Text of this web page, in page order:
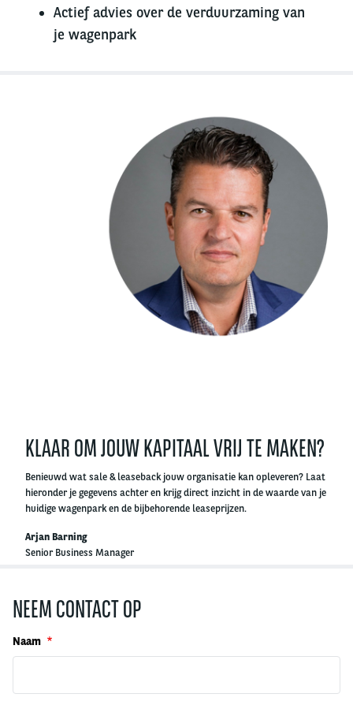
Actief advies over de verduurzaming van
je wagenpark
KLAAR OM JOUW KAPITAAL VRIJ TE MAKEN?
Benieuwd wat sale & leaseback jouw organisatie kan opleveren? Laat
hieronder je gegevens achter en krijg direct inzicht in de waarde van je
huidige wagenpark en de bijbehorende leaseprijzen.
Arjan Barning
Senior Business Manager
NEEM CONTACT OP
Naam